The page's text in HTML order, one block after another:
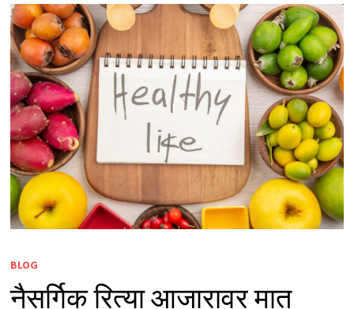
BLOG
नैसर्गिक रित्या आजारावर मात